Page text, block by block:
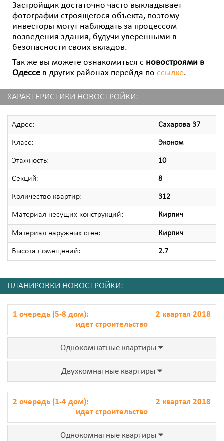
Застройщик достаточно часто выкладывает
фотографии строящегося объекта, поэтому
инвесторы могут наблюдать за процессом
возведения здания, будучи уверенными в
безопасности своих вкладов.
Так же вы можете ознакомиться с новостроями в
Одессе в других районах перейдя по ссылке.
ХАРАКТЕРИСТИКИ НОВОСТРОЙКИ:
Адрес: Сахарова 37
Класс: Эконом
Этажность: 10
Секций: 8
Количество квартир: 312
Материал несущих конструкций: Кирпич
Материал наружных стен: Кирпич
Высота помещений: 2.7
ПЛАНИРОВКИ НОВОСТРОЙКИ:
1 очередь (5-8 дом):
2 квартал 2018
идет строительство
Однокомнатные квартиры
Двухкомнатные квартиры
2 очередь (1-4 дом):
2 квартал 2018
идет строительство
Однокомнатные квартиры